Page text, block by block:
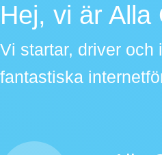
Hej, vi är Alla
Vi startar, driver och
fantastiska